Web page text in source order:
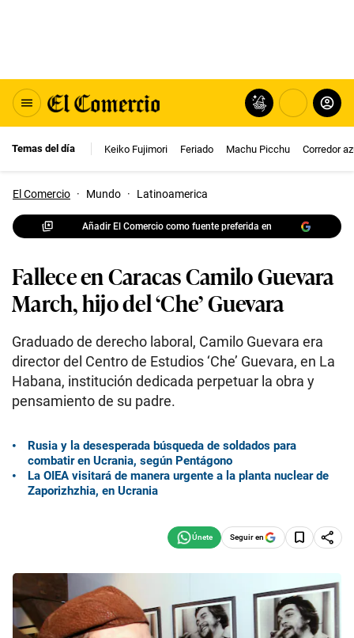
Temas del día Keiko Fujimori Feriado Machu Picchu Corredor
El Comercio · Mundo · Latinoamerica
Añadir El Comercio como fuente preferida en
Fallece en Caracas Camilo Guevara
March, hijo del ‘Che’ Guevara
Graduado de derecho laboral, Camilo Guevara era
director del Centro de Estudios ‘Che’ Guevara, en La
Habana, institución dedicada perpetuar la obra y
pensamiento de su padre.
Rusia y la desesperada búsqueda de soldados para
combatir en Ucrania, según Pentágono
La OIEA visitará de manera urgente a la planta nuclear de
Zaporizhzhia, en Ucrania
Seguir en